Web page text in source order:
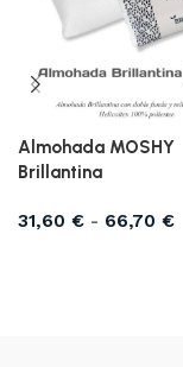
Almohada MOSHY
Brillantina
31,60 € - 66,70 €